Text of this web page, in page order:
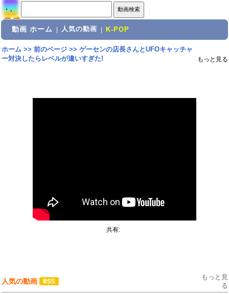
動画 ホーム 人気の動画 K-POP
ホーム>> 前のページ>> ゲーセンの店長さんとUFOキャッチャ
ー対決したらレベルが違いすぎた!
もっと見る
共有:
人気の動画
もっと見
る